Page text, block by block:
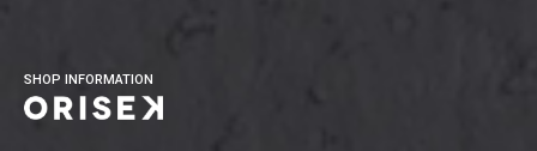
SHOP INFORMATION